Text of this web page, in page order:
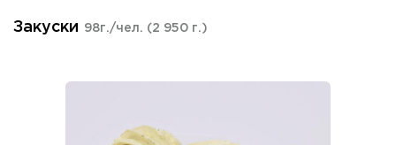
Закуски 98г./чел. (2 950 г.)